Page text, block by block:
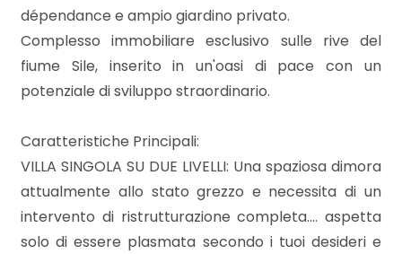
dépendance e ampio giardino privato.
Complesso immobiliare esclusivo sulle rive del
fiume Sile, inserito in un'oasi di pace con un
potenziale di sviluppo straordinario.
Caratteristiche Principali:
VILLA SINGOLA SU DUE LIVELLI: Una spaziosa dimora
attualmente allo stato grezzo e necessita di un
intervento di ristrutturazione completa.... aspetta
solo di essere plasmata secondo i tuoi desideri e
mq